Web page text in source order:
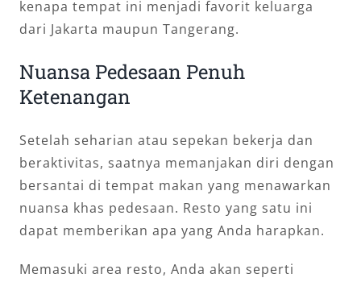
kenapa tempat ini menjadi favorit keluarga
dari Jakarta maupun Tangerang.
Nuansa Pedesaan Penuh
Ketenangan
Setelah seharian atau sepekan bekerja dan
beraktivitas, saatnya memanjakan diri dengan
bersantai di tempat makan yang menawarkan
nuansa khas pedesaan. Resto yang satu ini
dapat memberikan apa yang Anda harapkan.
Memasuki area resto, Anda akan seperti